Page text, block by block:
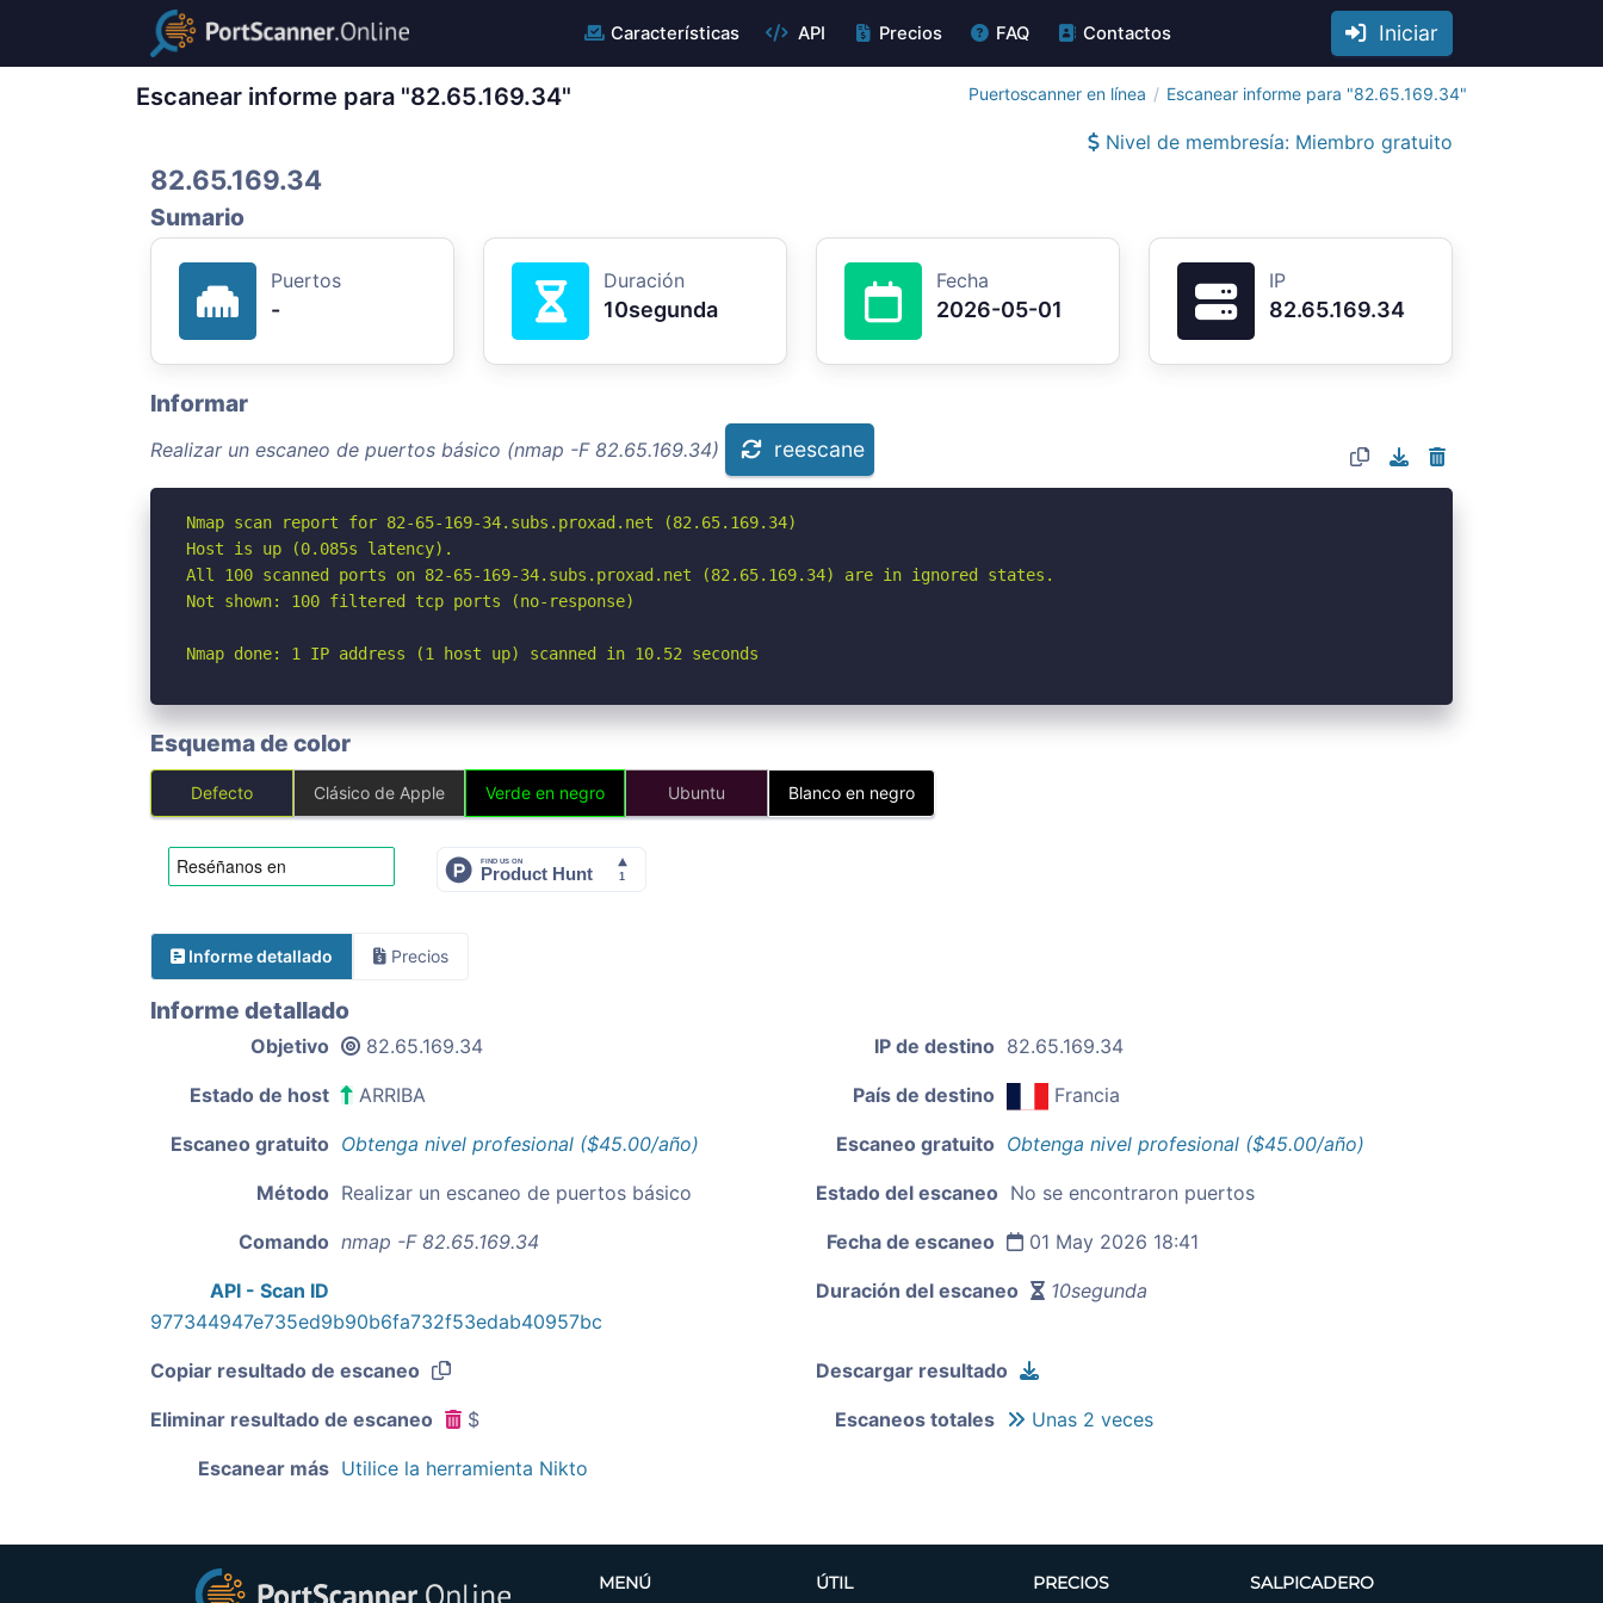
Características API Precios FAQ Contactos Iniciar
Escanear informe para "82.65.169.34" Puertoscanner en línea Escanear informe para "82.65.169.34"
Nivel de membresía: Miembro gratuito
82.65.169.34
Sumario
Puertos
-
Duración
10segunda
Fecha
2026-05-01
IP
82.65.169.34
Informar
Realizar un escaneo de puertos básico (nmap -F 82.65.169.34) reescane
Nmap scan report for 82-65-169-34.subs.proxad.net (82.65.169.34)
Host is up (0.085s latency).
All 100 scanned ports on 82-65-169-34.subs.proxad.net (82.65.169.34) are in ignored states.
Not shown: 100 filtered tcp ports (no-response)
Nmap done: 1 IP address (1 host up) scanned in 10.52 seconds
Esquema de color
Defecto Clásico de Apple Verde en negro Ubuntu Blanco en negro
Informe detallado Precios
Informe detallado
Objetivo 82.65.169.34 IP de destino 82.65.169.34
Estado de host ARRIBA País de destino Francia
Escaneo gratuito Obtenga nivel profesional ($45.00/año) Escaneo gratuito Obtenga nivel profesional ($45.00/año)
Método Realizar un escaneo de puertos básico Estado del escaneo No se encontraron puertos
Comando nmap -F 82.65.169.34 Fecha de escaneo 01 May 2026 18:41
API - Scan ID
977344947e735ed9b90b6fa732f53edab40957bc
Duración del escaneo 10segunda
Copiar resultado de escaneo Descargar resultado
Eliminar resultado de escaneo $ Escaneos totales Unas 2 veces
Escanear más Utilice la herramienta Nikto
MENÚ ÚTIL PRECIOS SALPICADERO